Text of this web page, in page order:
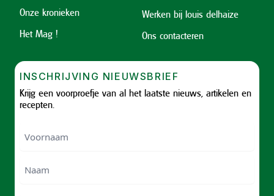
Onze kronieken
Het Mag !
Werken bij louis delhaize
Ons contacteren
INSCHRIJVING NIEUWSBRIEF
Krijg een voorproefje van al het laatste nieuws, artikelen en
recepten.